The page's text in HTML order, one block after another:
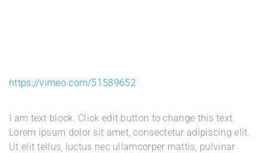
https://vimeo.com/51589652
I am text block. Click edit button to change this text.
Lorem ipsum dolor sit amet, consectetur adipiscing elit.
Ut elit tellus, luctus nec ullamcorper mattis, pulvinar